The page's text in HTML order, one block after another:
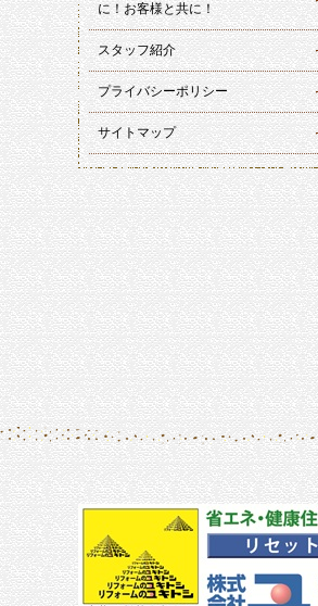
に！お客様と共に！
スタッフ紹介
プライバシーポリシー
サイトマップ